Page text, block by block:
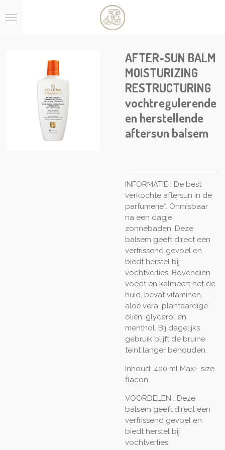
direct
AFTER-SUN BALM
MOISTURIZING
RESTRUCTURING
vochtregulerende
en herstellende
aftersun balsem
INFORMATIE : De best
verkochte aftersun in de
parfumerie°. Onmisbaar
na een dagje
zonnebaden. Deze
balsem geeft direct een
verfrissend gevoel en
biedt herstel bij
vochtverlies. Bovendien
voedt en kalmeert het de
huid, bevat vitaminen,
aloë vera, plantaardige
oliën, glycerol en
menthol. Bij dagelijks
gebruik blijft de bruine
teint langer behouden.
Inhoud: 400 ml Maxi- size
flacon
VOORDELEN : Deze
balsem geeft direct een
verfrissend gevoel en
biedt herstel bij
vochtverlies.